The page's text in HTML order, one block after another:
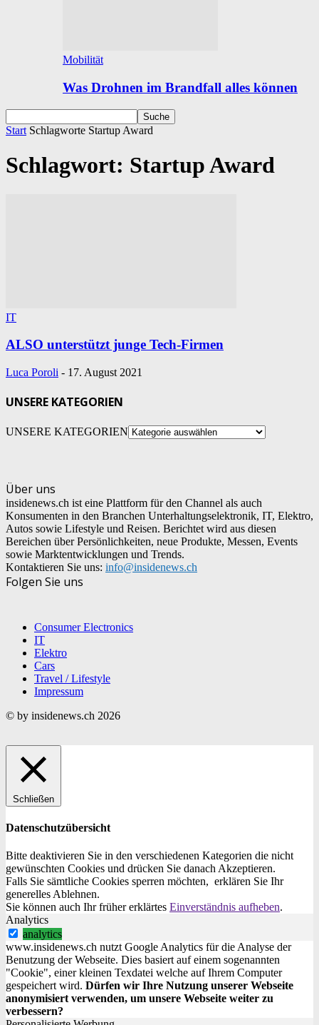
Mobilität
Was Drohnen im Brandfall alles können
Start Schlagworte Startup Award
Schlagwort: Startup Award
IT
ALSO unterstützt junge Tech-Firmen
Luca Poroli - 17. August 2021
UNSERE KATEGORIEN
UNSERE KATEGORIEN
Über uns
insidenews.ch ist eine Plattform für den Channel als auch
Konsumenten in den Branchen Unterhaltungselektronik, IT, Elektro,
Autos sowie Lifestyle und Reisen. Berichtet wird aus diesen
Bereichen über Persönlichkeiten, neue Produkte, Messen, Events
sowie Marktentwicklungen und Trends.
Kontaktieren Sie uns: info@insidenews.ch
Folgen Sie uns
Consumer Electronics
IT
Elektro
Cars
Travel / Lifestyle
Impressum
© by insidenews.ch 2026
Schließen
Datenschutzübersicht
Bitte deaktivieren Sie in den verschiedenen Kategorien die nicht
gewünschten Cookies und drücken Sie danach Akzeptieren.
Falls Sie sämtliche Cookies sperren möchten, erklären Sie Ihr
generelles Ablehnen.
Sie können auch Ihr früher erklärtes Einverständnis aufheben.
Analytics
analytics
www.insidenews.ch nutzt Google Analytics für die Analyse der
Benutzung der Webseite. Dies basiert auf einem sogenannten
"Cookie", einer kleinen Texdatei welche auf Ihrem Computer
gespeichert wird. Dürfen wir Ihre Nutzung unserer Webseite
anonymisiert verwenden, um unsere Webseite weiter zu
verbessern?